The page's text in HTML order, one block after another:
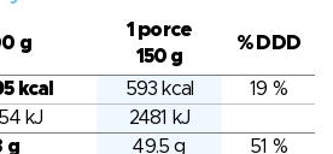
g
1 porce
150 g
% DDD
kcal 593 kcal
19 %
kJ
2481 kJ
g 49.5 g
51 %